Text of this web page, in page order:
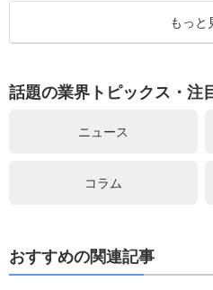
もっと
話題の業界トピックス・注
ニュース
コラム
おすすめの関連記事